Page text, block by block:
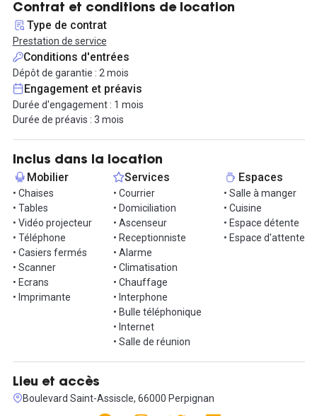
de la gare permettent aux locataires de pouvoir se garer
facilement.
Les locataires peuvent s'ils le souhaitent, domicilier leurs
entreprises au sein du centre d'affaires. Tout le mobilier du
bureau est inclus dans la prestation : Internet, chaise, bureau et
accès.
Le quartier est dynamique et vous offre tous les besoins dont
vous souhaitez, achats en épicerie, en centre commercial,
restaurants, fast-food, terrasse ...
Une visite vous intéresse ? N'hésitez pas à me contacter via la
messagerie !
Informations complémentaires sur cet espace de
travail
Le tarif bureaux comprend :
L’eau, internet, électricité, accès au centre 24h/24 et 7j/7.
Les bureaux sont meublés (poste de travail, chaise bureau,
caisson de rangement).
Vous avez accès à tous nos centres de France (gratuitement).
privatifs.
Contrat et conditions de location
Type de contrat
Prestation de service
Conditions d'entrées
Dépôt de garantie : 2 mois
Engagement et préavis
Durée d'engagement : 1 mois
Durée de préavis : 3 mois
Inclus dans la location
Mobilier
• Chaises
• Tables
• Vidéo projecteur
• Téléphone
• Casiers fermés
• Scanner
• Ecrans
• Imprimante
Services
• Courrier
• Domiciliation
• Ascenseur
• Receptionniste
• Alarme
• Climatisation
• Chauffage
• Interphone
• Bulle téléphonique
• Internet
• Salle de réunion
Espaces
• Salle à manger
• Cuisine
• Espace détente
• Espace d'attente
Lieu et accès
Boulevard Saint-Assiscle, 66000 Perpignan